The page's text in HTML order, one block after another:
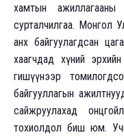
хамтын
сурталчилгаа. Монгол
анх байгуулагдсан
хаагчдад хүний
гишүүнээр
байгууллагын
сайжруулахад
тохиолдол биш юм.